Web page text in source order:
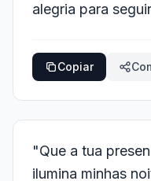
alegria para
Copiar
"Que a tua
ilumina minhas